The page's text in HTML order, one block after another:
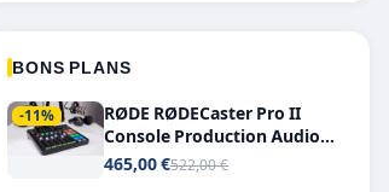
BONS PLANS
-11%
RØDE RØDECaster Pro II
Console Production Audio
Tout-en-Un, Bluetooth et
465,00 €522,00 €